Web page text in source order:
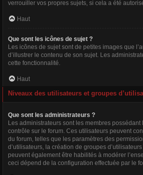
verrouiller vos propres sujets, si cela a été
Haut
Que sont les icônes de sujet ?
Les icônes de sujet sont de petites images que
d’illustrer le contenu de son sujet. Les
cette fonctionnalité.
Haut
Niveaux des utilisateurs et groupes
Que sont les administrateurs ?
Les administrateurs sont les membres
contrôle sur le forum. Ces utilisateurs peuvent
du forum, telles que les paramètres des
d’utilisateurs, la création de groupes
peuvent également être habilités à modérer
ceci dépend de la configuration effectuée par le